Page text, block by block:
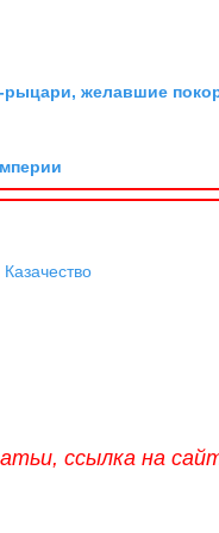
рыцари, желавшие
Казачество
ссылка на